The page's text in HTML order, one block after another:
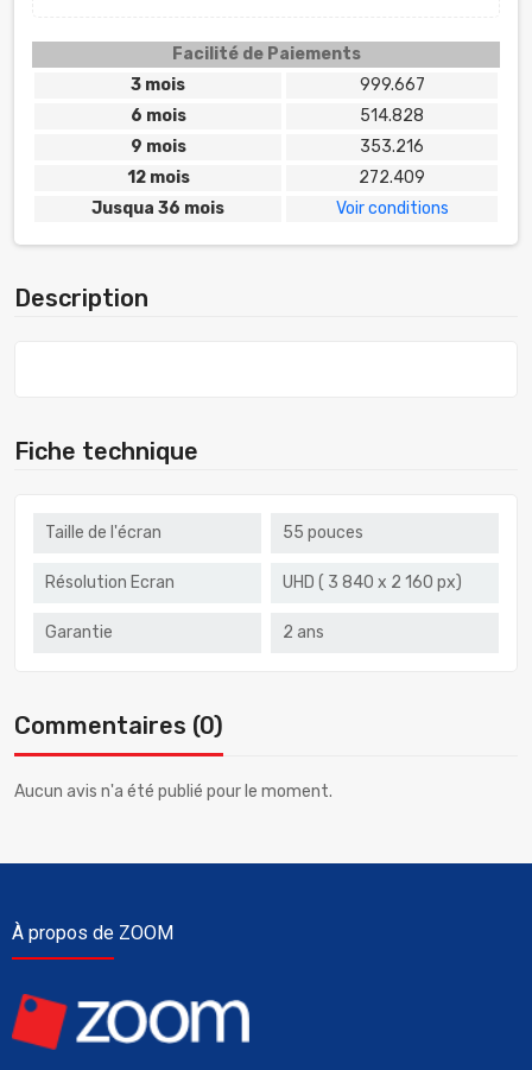
Facilité de Paiements
3 mois
999.667
6 mois
514.828
9 mois
353.216
12 mois
272.409
Jusqua 36 mois
Voir conditions
Description
Fiche technique
Taille de l'écran 55 pouces
Résolution Ecran UHD ( 3 840 x 2 160 px)
Garantie 2 ans
Commentaires (0)
Aucun avis n'a été publié pour le moment.
À propos de ZOOM